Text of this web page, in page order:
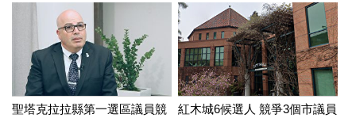
聖塔克拉拉縣第一選區議員競
紅木城6候選人 競爭3個市議員